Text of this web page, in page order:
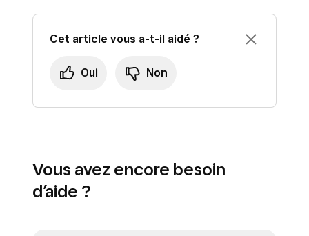
Cet article vous a-t-il aidé ?
Oui Non
Vous avez encore besoin
d’aide ?